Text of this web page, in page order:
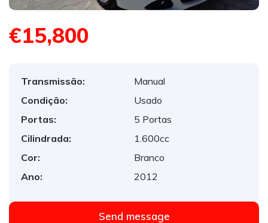
€15,800
Transmissão:
Manual
Condição:
Usado
Portas:
5 Portas
Cilindrada:
1.600cc
Cor:
Branco
Ano:
2012
Send message